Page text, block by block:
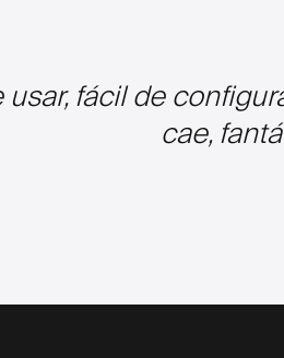
fácil de
cae,